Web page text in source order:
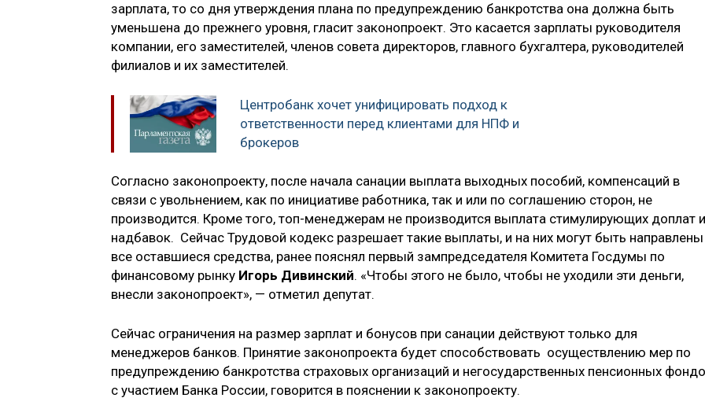
зарплата, то со дня утверждения плана по предупреждению банкротства она должна быть
уменьшена до прежнего уровня, гласит законопроект. Это касается зарплаты руководителя
компании, его заместителей, членов совета директоров, главного бухгалтера, руководителей
филиалов и их заместителей.
Центробанк хочет унифицировать подход к
ответственности перед клиентами для НПФ и
брокеров
Согласно законопроекту, после начала санации выплата выходных пособий, компенсаций в
связи с увольнением, как по инициативе работника, так и или по соглашению сторон, не
производится. Кроме того, топ-менеджерам не производится выплата стимулирующих доплат и
надбавок. Сейчас Трудовой кодекс разрешает такие выплаты, и на них могут быть направлены
все оставшиеся средства, ранее пояснял первый зампредседателя Комитета Госдумы по
финансовому рынку Игорь Дивинский. «Чтобы этого не было, чтобы не уходили эти деньги,
внесли законопроект», — отметил депутат.
Сейчас ограничения на размер зарплат и бонусов при санации действуют только для
менеджеров банков. Принятие законопроекта будет способствовать осуществлению мер по
предупреждению банкротства страховых организаций и негосударственных пенсионных
с участием Банка России, говорится в пояснении к законопроекту.